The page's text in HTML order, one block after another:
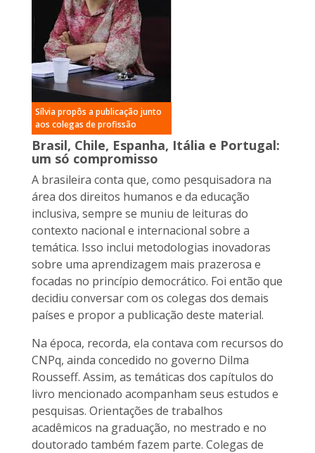
Sílvia propôs a publicação junto
aos colegas de profissão
Brasil, Chile, Espanha, Itália e Portugal:
um só compromisso
A brasileira conta que, como pesquisadora na
área dos direitos humanos e da educação
inclusiva, sempre se muniu de leituras do
contexto nacional e internacional sobre a
temática. Isso inclui metodologias inovadoras
sobre uma aprendizagem mais prazerosa e
focadas no princípio democrático. Foi então que
decidiu conversar com os colegas dos demais
países e propor a publicação deste material.
Na época, recorda, ela contava com recursos do
CNPq, ainda concedido no governo Dilma
Rousseff. Assim, as temáticas dos capítulos do
livro mencionado acompanham seus estudos e
pesquisas. Orientações de trabalhos
acadêmicos na graduação, no mestrado e no
doutorado também fazem parte. Colegas de